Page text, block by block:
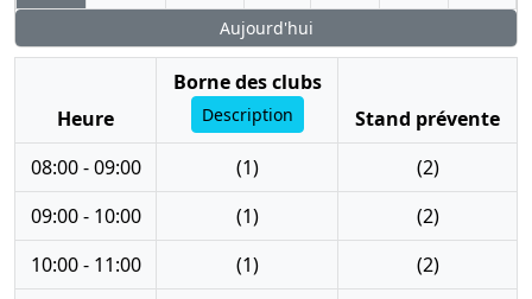
Aujourd'hui
Heure
Borne des clubs
Description
Stand prévente
08:00 - 09:00
(1)
(2)
09:00 - 10:00
(1)
(2)
10:00 - 11:00
(1)
(2)